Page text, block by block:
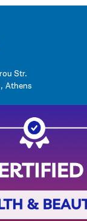
Str.
Athens